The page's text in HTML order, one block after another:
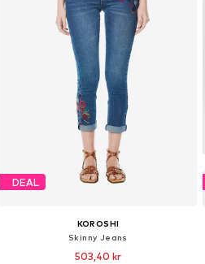
DEAL
KOROSHI
Skinny Jeans
503,40 kr